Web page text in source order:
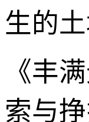
生的
《丰
索与